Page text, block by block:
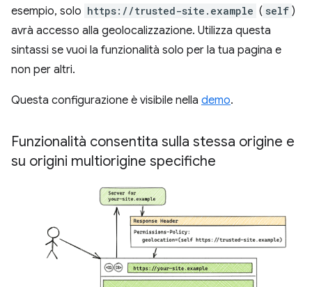
esempio, solo https://trusted-site.example ( self )
avrà accesso alla geolocalizzazione. Utilizza questa
sintassi se vuoi la funzionalità solo per la tua pagina e
non per altri.
Questa configurazione è visibile nella demo.
Funzionalità consentita sulla stessa origine e
su origini multiorigine specifiche